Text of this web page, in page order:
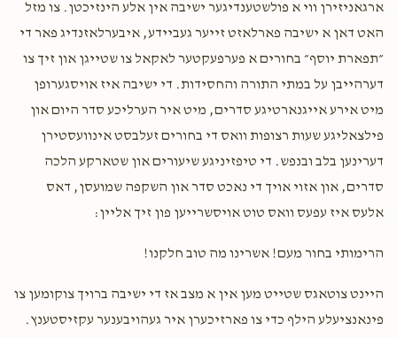
ארגאניזירן ווי א פולשטענדיגער ישיבה אין אלע הינזיכטן. צו מזל
האט דאן א ישיבה פארלאזט זייער געביידע, איבערלאזנדיג פאר די
״תפארת יוסף״ בחורים א פערפעקטער לאקאל צו שטייגן און זיך צו
דערהייבן על במתי התורה והחסידות. די ישיבה איז אויסגערופן
מיט אירע אייגנארטיגע סדרים, מיט איר הערליכע סדר היום און
פילצאליגע שעות רצופות וואס די בחורים זעלבסט אינוועסטירן
דערינען בלב ובנפש. די טיפזיניגע שיעורים און שטארקע הלכה
סדרים, און אזוי אויך די נאכט סדר און השקפה שמועסן, דאס
אלעס איז עפעס וואס טוט אויסשרייען פון זיך אליין:
הרימותי בחור מעם! אשרינו מה טוב חלקנו!
היינט צוטאגס שטייט מען אין א מצב אז די ישיבה ברויך צוקומען צו
פינאנציעלע הילף כדי צו פארזיכערן איר געהויבענער עקזיסטענץ.